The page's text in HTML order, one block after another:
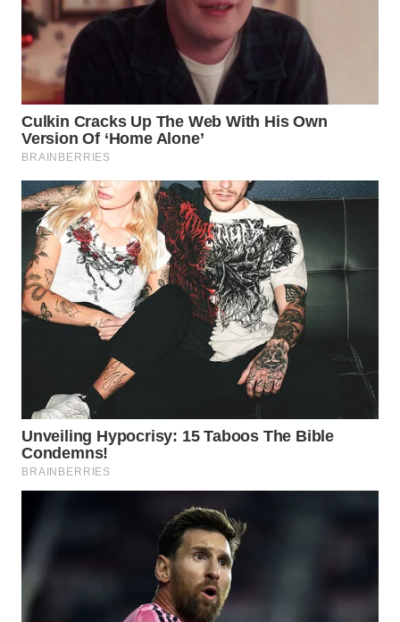
WN
SUBANG
WN
SUKABUMI
PURWAKARTA
WN
PRIANGAN
TIMUR
WN
SOLO
WN
BOROBUDUR